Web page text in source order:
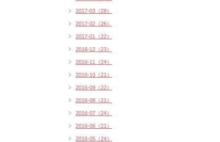
2017-03（28）
2017-02（26）
2017-01（22）
2016-12（23）
2016-11（24）
2016-10（21）
2016-09（22）
2016-08（21）
2016-07（24）
2016-06（21）
2016-05（24）